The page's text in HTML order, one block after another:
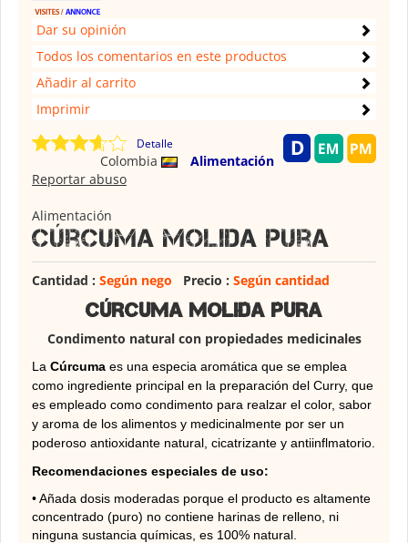
Dar su opinión
Todos los comentarios en este productos
Añadir al carrito
Imprimir
Detalle
Colombia
Alimentación
Reportar abuso
Alimentación
Cúrcuma molida pura
Cantidad : Según nego Precio : Según cantidad
Cúrcuma molida pura
Condimento natural con propiedades medicinales
La Cúrcuma es una especia aromática que se emplea
como ingrediente principal en la preparación del Curry, que
es empleado como condimento para realzar el color, sabor
y aroma de los alimentos y medicinalmente por ser un
poderoso antioxidante natural, cicatrizante y antiinflmatorio.
Recomendaciones especiales de uso:
• Añada dosis moderadas porque el producto es altamente
concentrado (puro) no contiene harinas de relleno, ni
ninguna sustancia químicas, es 100% natural.